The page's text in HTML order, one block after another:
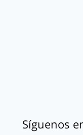
Síguenos